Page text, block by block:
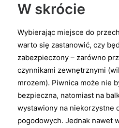
W skrócie
Wybierając miejsce do
warto się zastanowić, czy
zabezpieczony – zarówno
czynnikami zewnętrznymi
mrozem). Piwnica może nie
bezpieczna, natomiast na
wystawiony na niekorzystne
pogodowych. Jednak nawet